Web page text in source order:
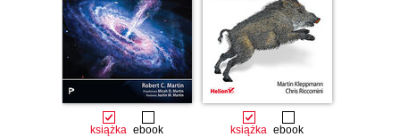
książka ebook książka ebook